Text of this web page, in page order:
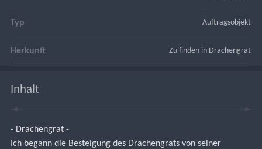
Typ Auftragsobjekt
Herkunft Zu finden in Drachengrat
Inhalt
- Drachengrat -
Ich begann die Besteigung des Drachengrats von seiner